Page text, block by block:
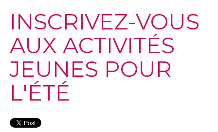
INSCRIVEZ-VOUS
AUX ACTIVITÉS
JEUNES POUR
L'ÉTÉ